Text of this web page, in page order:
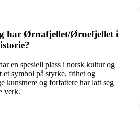
har Ørnafjellet/Ørnefjellet i
en spesiell plass i norsk kultur og
et symbol på styrke, frihet og
kunstnere og forfattere har latt seg
verk.